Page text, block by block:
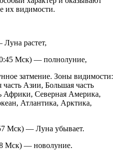
их видимости.
растет,
Мск) — полнолуние,
затмение. Зоны видимости:
Азии, Большая часть
Африки, Северная Америка,
Атлантика, Арктика,
Мск) — Луна убывает.
Мск) — новолуние.